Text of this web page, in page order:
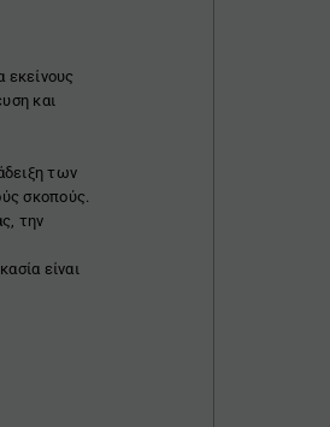
εκείνους
και
των
σκοπούς.
την
είναι